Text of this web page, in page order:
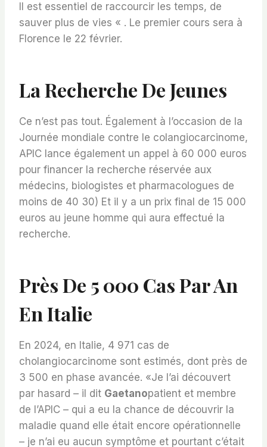
Il est essentiel de raccourcir les temps, de
sauver plus de vies « . Le premier cours sera à
Florence le 22 février.
La Recherche De Jeunes
Ce n’est pas tout. Également à l’occasion de la
Journée mondiale contre le colangiocarcinome,
APIC lance également un appel à 60 000 euros
pour financer la recherche réservée aux
médecins, biologistes et pharmacologues de
moins de 40 30) Et il y a un prix final de 15 000
euros au jeune homme qui aura effectué la
recherche.
Près De 5 000 Cas Par An
En Italie
En 2024, en Italie, 4 971 cas de
cholangiocarcinome sont estimés, dont près de
3 500 en phase avancée. «Je l’ai découvert
par hasard – il dit Gaetanopatient et membre
de l’APIC – qui a eu la chance de découvrir la
maladie quand elle était encore opérationnelle
– je n’ai eu aucun symptôme et pourtant c’était